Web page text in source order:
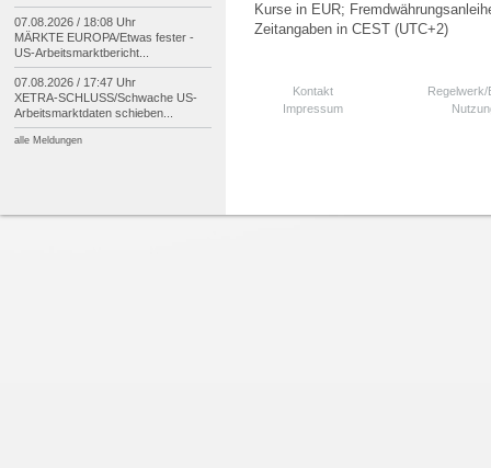
Kurse in EUR;
Zeitangaben in CEST (UTC+2)
Kontakt
Impressum
07.08.2026 / 18:08 Uhr
MÄRKTE EUROPA/Etwas fester -
US-Arbeitsmarktbericht...
07.08.2026 / 17:47 Uhr
XETRA-SCHLUSS/Schwache US-
Arbeitsmarktdaten schieben...
alle Meldungen